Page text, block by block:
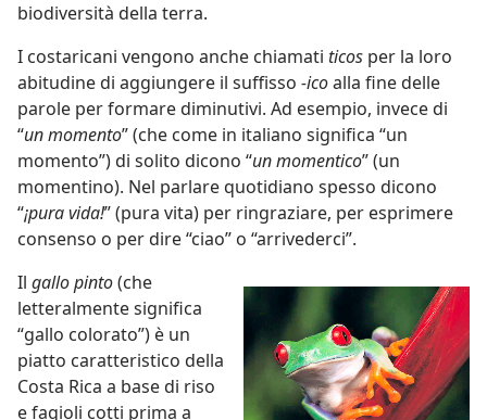
biodiversità della terra.
I costaricani vengono anche chiamati ticos per la loro
abitudine di aggiungere il suffisso -icoalla fine delle
parole per formare diminutivi. Ad esempio, invece di
“un momento” (che come in italiano significa “un
momento”) di solito dicono “un momentico” (un
momentino). Nel parlare quotidiano spesso dicono
“¡pura vida!” (pura vita) per ringraziare, per esprimere
consenso o per dire “ciao” o “arrivederci”.
Il gallo pinto(che
letteralmente significa
“gallo colorato”) è un
piatto caratteristico della
Costa Rica a base di riso
e fagioli cotti prima a